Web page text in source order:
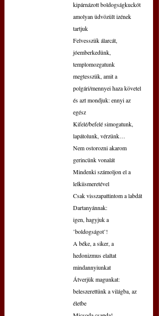
kipárnázott boldogságkuckót
amolyan üdvözült izének
tartjuk
Felvesszük álarcát,
jóemberkedünk,
templomozgatunk
megtesszük, amit a
polgári/mennyei haza követel
és azt mondjuk: ennyi az
egész
Kifelé/befelé simogatunk,
lapátolunk, vérzünk…
Nem ostorozni akarom
gerincünk vonalát
Mindenki számoljon el a
lelkiismeretével
Csak visszapattintom a labdát
Dartanyánnak:
igen, hagyjuk a
’boldogságot’!
A béke, a siker, a
hedonizmus elaltat
mindannyiunkat
Átverjük magunkat:
beleszerettünk a világba, az
életbe